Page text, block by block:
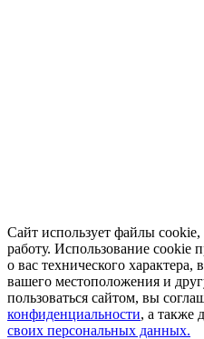
Сайт использует файлы cookie,
работу. Использование cookie
о вас технического характера,
вашего местоположения и
пользоваться сайтом, вы
конфиденциальности, а также
своих персональных данных.